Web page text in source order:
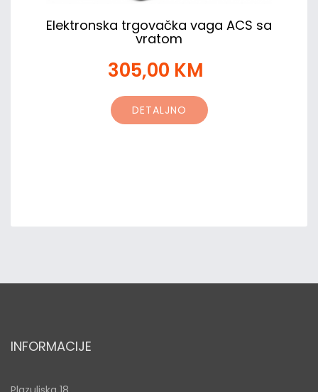
Elektronska trgovačka vaga ACS sa
vratom
305,00 KM
DETALJNO
INFORMACIJE